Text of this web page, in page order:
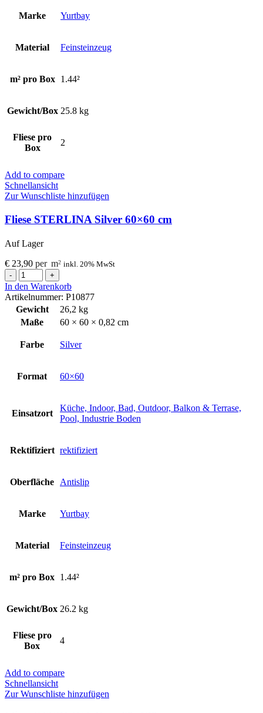
Marke Yurtbay
Material Feinsteinzeug
m² pro Box 1.44²
Gewicht/Box 25.8 kg
Fliese pro
Box
2
Add to compare
Schnellansicht
Zur Wunschliste hinzufügen
Fliese STERLINA Silver 60×60 cm
Auf Lager
€ 23,90 per m2 inkl. 20% MwSt
Fliese
STERLINA
Silver
60x60
cm
Menge
In den Warenkorb
Artikelnummer: P10877
Gewicht
26,2 kg
Maße
60 × 60 × 0,82 cm
Farbe Silver
Format 60×60
Einsatzort
Küche, Indoor, Bad, Outdoor, Balkon & Terrase,
Pool, Industrie Boden
Rektifiziert rektifiziert
Oberfläche Antislip
Marke Yurtbay
Material Feinsteinzeug
m² pro Box 1.44²
Gewicht/Box 26.2 kg
Fliese pro
Box
4
Add to compare
Schnellansicht
Zur Wunschliste hinzufügen